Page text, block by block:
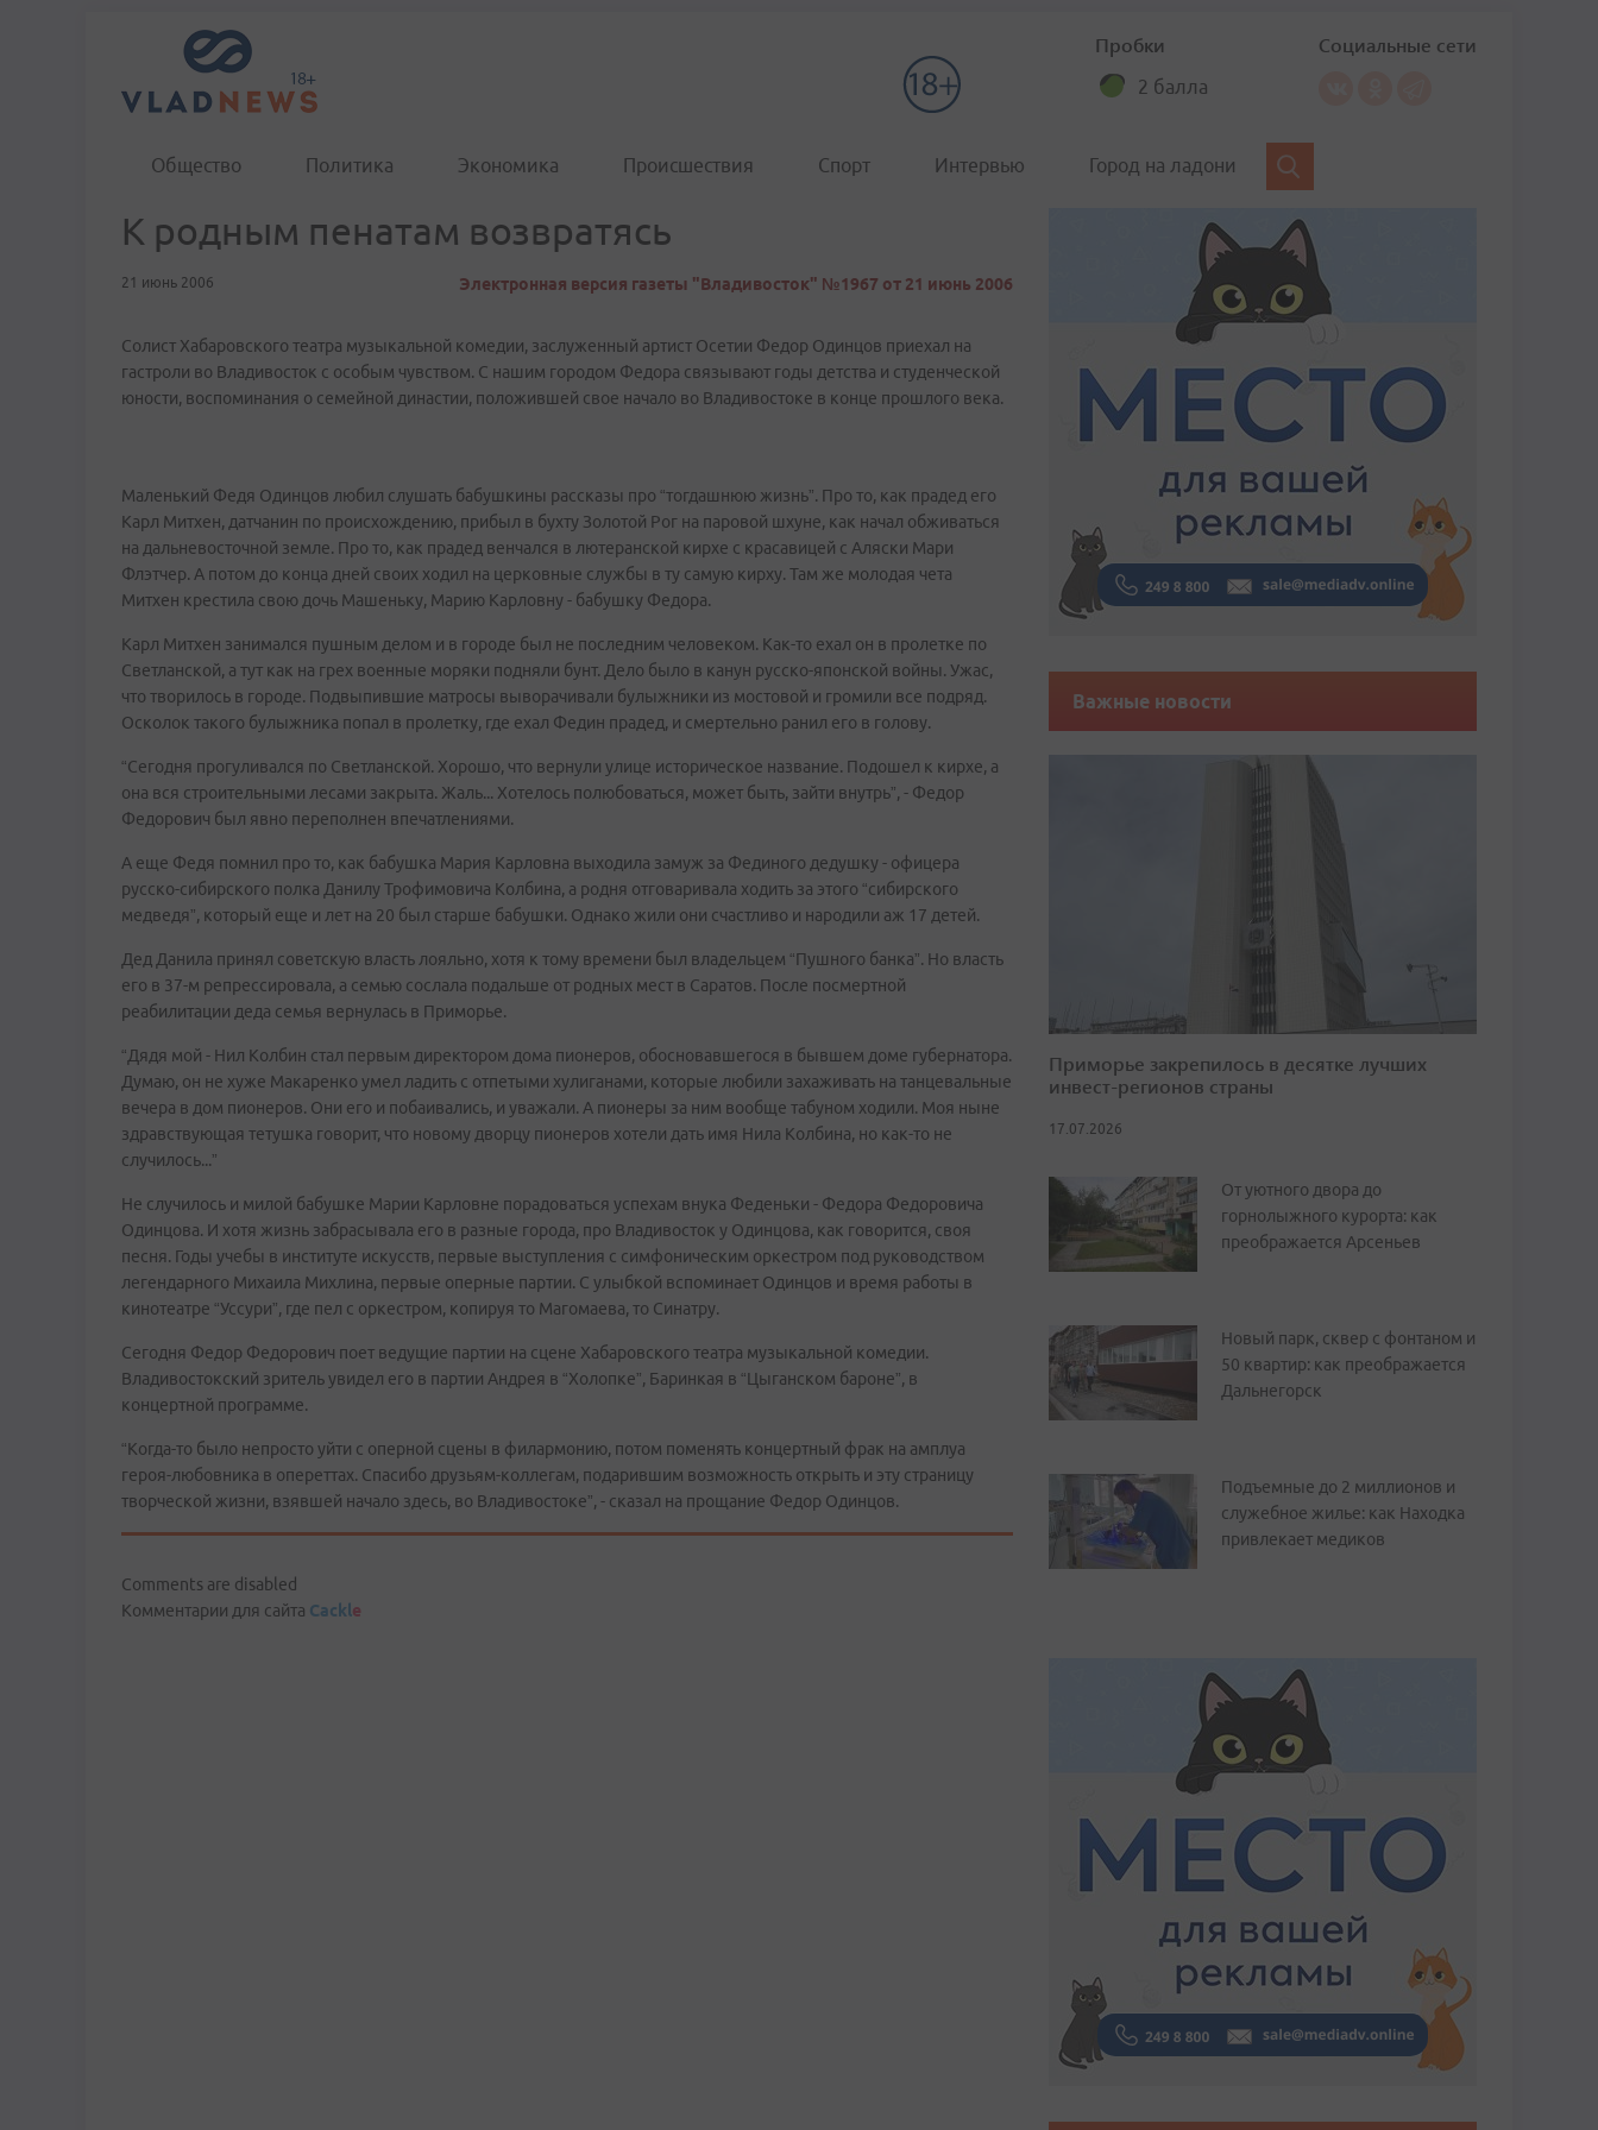
Пробки
2 балла
Социальные сети
Общество Политика Экономика Происшествия Спорт Интервью Город на ладони
К родным пенатам возвратясь
21 июнь 2006 Электронная версия газеты "Владивосток" №1967 от 21 июнь 2006
Солист Хабаровского театра музыкальной комедии, заслуженный артист Осетии Федор Одинцов приехал на
гастроли во Владивосток с особым чувством. С нашим городом Федора связывают годы детства и студенческой
юности, воспоминания о семейной династии, положившей свое начало во Владивостоке в конце прошлого века.
Маленький Федя Одинцов любил слушать бабушкины рассказы про “тогдашнюю жизнь”. Про то, как прадед его
Карл Митхен, датчанин по происхождению, прибыл в бухту Золотой Рог на паровой шхуне, как начал обживаться
на дальневосточной земле. Про то, как прадед венчался в лютеранской кирхе с красавицей с Аляски Мари
Флэтчер. А потом до конца дней своих ходил на церковные службы в ту самую кирху. Там же молодая чета
Митхен крестила свою дочь Машеньку, Марию Карловну - бабушку Федора.
Карл Митхен занимался пушным делом и в городе был не последним человеком. Как-то ехал он в пролетке по
Светланской, а тут как на грех военные моряки подняли бунт. Дело было в канун русско-японской войны. Ужас,
что творилось в городе. Подвыпившие матросы выворачивали булыжники из мостовой и громили все подряд.
Осколок такого булыжника попал в пролетку, где ехал Федин прадед, и смертельно ранил его в голову.
“Сегодня прогуливался по Светланской. Хорошо, что вернули улице историческое название. Подошел к кирхе, а
она вся строительными лесами закрыта. Жаль... Хотелось полюбоваться, может быть, зайти внутрь”, - Федор
Федорович был явно переполнен впечатлениями.
А еще Федя помнил про то, как бабушка Мария Карловна выходила замуж за Фединого дедушку - офицера
русско-сибирского полка Данилу Трофимовича Колбина, а родня отговаривала ходить за этого “сибирского
медведя”, который еще и лет на 20 был старше бабушки. Однако жили они счастливо и народили аж 17 детей.
Дед Данила принял советскую власть лояльно, хотя к тому времени был владельцем “Пушного банка”. Но власть
его в 37-м репрессировала, а семью сослала подальше от родных мест в Саратов. После посмертной
реабилитации деда семья вернулась в Приморье.
“Дядя мой - Нил Колбин стал первым директором дома пионеров, обосновавшегося в бывшем доме губернатора.
Думаю, он не хуже Макаренко умел ладить с отпетыми хулиганами, которые любили захаживать на танцевальные
вечера в дом пионеров. Они его и побаивались, и уважали. А пионеры за ним вообще табуном ходили. Моя ныне
здравствующая тетушка говорит, что новому дворцу пионеров хотели дать имя Нила Колбина, но как-то не
случилось...”
Не случилось и милой бабушке Марии Карловне порадоваться успехам внука Феденьки - Федора Федоровича
Одинцова. И хотя жизнь забрасывала его в разные города, про Владивосток у Одинцова, как говорится, своя
песня. Годы учебы в институте искусств, первые выступления с симфоническим оркестром под руководством
легендарного Михаила Михлина, первые оперные партии. С улыбкой вспоминает Одинцов и время работы в
кинотеатре “Уссури”, где пел с оркестром, копируя то Магомаева, то Синатру.
Сегодня Федор Федорович поет ведущие партии на сцене Хабаровского театра музыкальной комедии.
Владивостокский зритель увидел его в партии Андрея в “Холопке”, Баринкая в “Цыганском бароне”, в
концертной программе.
“Когда-то было непросто уйти с оперной сцены в филармонию, потом поменять концертный фрак на амплуа
героя-любовника в опереттах. Спасибо друзьям-коллегам, подарившим возможность открыть и эту страницу
творческой жизни, взявшей начало здесь, во Владивостоке”, - сказал на прощание Федор Одинцов.
Comments are disabled
Комментарии для сайта Cackle
Важные новости
Приморье закрепилось в десятке лучших
инвест-регионов страны
17.07.2026
От уютного двора до
горнолыжного курорта: как
преображается Арсеньев
Новый парк, сквер с фонтаном и
50 квартир: как преображается
Дальнегорск
Подъемные до 2 миллионов и
служебное жилье: как Находка
привлекает медиков